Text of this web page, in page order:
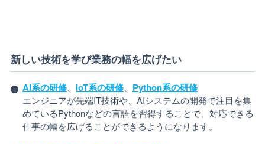
新しい技術を学び業務の幅を広げたい
AI系の研修、 IoT系の研修、 Python系の研修
エンジニアが先端IT技術や、AIシステムの開発で注目を集
めているPythonなどの言語を習得することで、対応できる
仕事の幅を広げることができるようになります。